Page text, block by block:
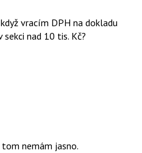
vracím DPH na dokladu
nad 10 tis. Kč?
nemám jasno.